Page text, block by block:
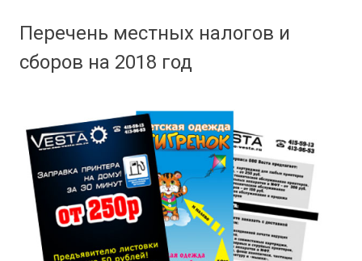
Перечень местных налогов и
сборов на 2018 год